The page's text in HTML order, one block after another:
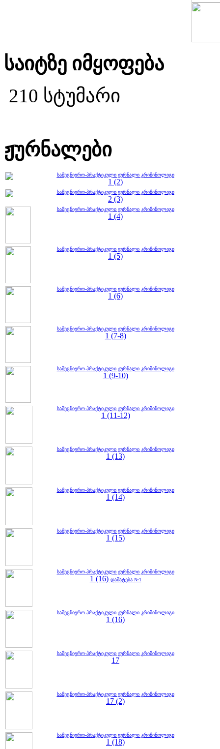
საიტზე იმყოფება
210 სტუმარი
ჟურნალები
სამეცნიერო-პრაქტიკული ჟურნალი კრიმინოლიგი
1 (2)
სამეცნიერო-პრაქტიკული ჟურნალი კრიმინოლიგი
2 (3)
სამეცნიერო-პრაქტიკული ჟურნალი კრიმინოლიგი
1 (4)
სამეცნიერო-პრაქტიკული ჟურნალი კრიმინოლიგი
1 (5)
სამეცნიერო-პრაქტიკული ჟურნალი კრიმინოლიგი
1 (6)
სამეცნიერო-პრაქტიკული ჟურნალი კრიმინოლიგი
1 (7-8)
სამეცნიერო-პრაქტიკული ჟურნალი კრიმინოლიგი
1 (9-10)
სამეცნიერო-პრაქტიკული ჟურნალი კრიმინოლიგი
1 (11-12)
სამეცნიერო-პრაქტიკული ჟურნალი კრიმინოლიგი
1 (13)
სამეცნიერო-პრაქტიკული ჟურნალი კრიმინოლიგი
1 (14)
სამეცნიერო-პრაქტიკული ჟურნალი კრიმინოლიგი
1 (15)
სამეცნიერო-პრაქტიკული ჟურნალი კრიმინოლიგი
1 (16) დამატება №1
სამეცნიერო-პრაქტიკული ჟურნალი კრიმინოლიგი
1 (16)
სამეცნიერო-პრაქტიკული ჟურნალი კრიმინოლიგი
17
სამეცნიერო-პრაქტიკული ჟურნალი კრიმინოლიგი
17 (2)
სამეცნიერო-პრაქტიკული ჟურნალი კრიმინოლიგი
1 (18)